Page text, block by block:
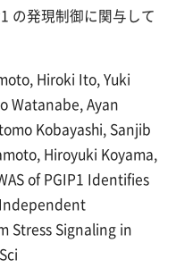
の発現制御に関与して
Hiroki Ito, Yuki
Watanabe, Ayan
Kobayashi, Sanjib
Hiroyuki Koyama,
of PGIP1 Identifies
Stress Signaling in